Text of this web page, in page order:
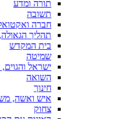
תורה ומדע
תשובה
חברה
תהליך הגאולה,
בית המקדש
שמיטה
ישראל
השואה
חינוך
איש ואשה,
צחוק